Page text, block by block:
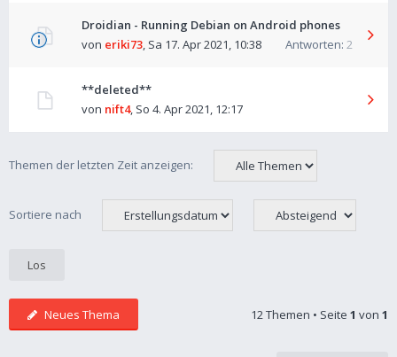
Droidian - Running Debian on Android phones
Antworten: 2
von eriki73, Sa 17. Apr 2021, 10:38
**deleted**
von nift4, So 4. Apr 2021, 12:17
Themen der letzten Zeit anzeigen:
Sortiere nach
Neues Thema 12 Themen • Seite 1 von 1